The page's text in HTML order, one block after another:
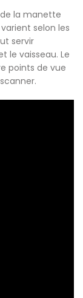
de la manette
varient selon les
servir
le vaisseau. Le
points de vue